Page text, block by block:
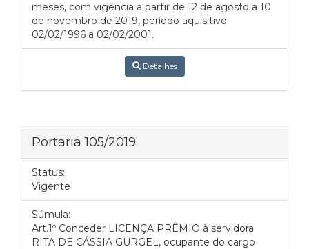
meses, com vigência a partir de 12 de agosto a 10
de novembro de 2019, período aquisitivo
02/02/1996 a 02/02/2001.
Detalhes
Portaria 105/2019
Status:
Vigente
Súmula:
Art.1º Conceder LICENÇA PRÊMIO à servidora
RITA DE CÁSSIA GURGEL, ocupante do cargo